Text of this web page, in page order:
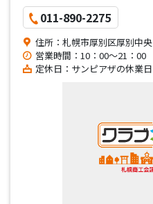
011-890-2275
住所：札幌市厚別区厚別中
営業時間：10：00～21：00
定休日：サンピアザの休業日